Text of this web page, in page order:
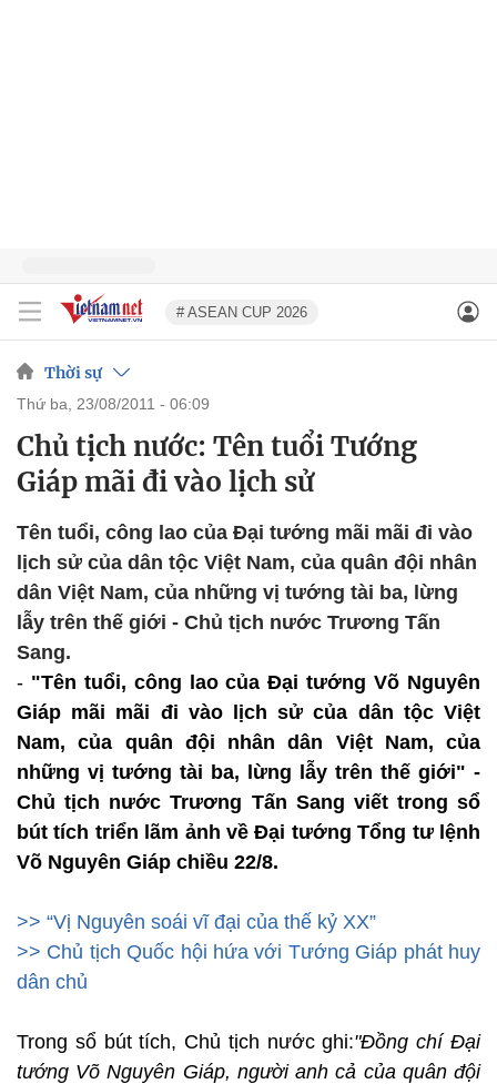
# ASEAN CUP 2026
Thời sự
thứ ba, 23/08/2011 - 06:09
Chủ tịch nước: Tên tuổi Tướng
Giáp mãi đi vào lịch sử
Tên tuổi, công lao của Đại tướng mãi mãi đi vào
lịch sử của dân tộc Việt Nam, của quân đội nhân
dân Việt Nam, của những vị tướng tài ba, lừng
lẫy trên thế giới - Chủ tịch nước Trương Tấn
Sang.
- "Tên tuổi, công lao của Đại tướng Võ Nguyên
Giáp mãi mãi đi vào lịch sử của dân tộc Việt
Nam, của quân đội nhân dân Việt Nam, của
những vị tướng tài ba, lừng lẫy trên thế giới" -
Chủ tịch nước Trương Tấn Sang viết trong sổ
bút tích triển lãm ảnh về Đại tướng Tổng tư lệnh
Võ Nguyên Giáp chiều 22/8.
>> “Vị Nguyên soái vĩ đại của thế kỷ XX”
>> Chủ tịch Quốc hội hứa với Tướng Giáp phát huy
dân chủ
Trong sổ bút tích, Chủ tịch nước ghi:"Đồng chí Đại
tướng Võ Nguyên Giáp, người anh cả của quân đội